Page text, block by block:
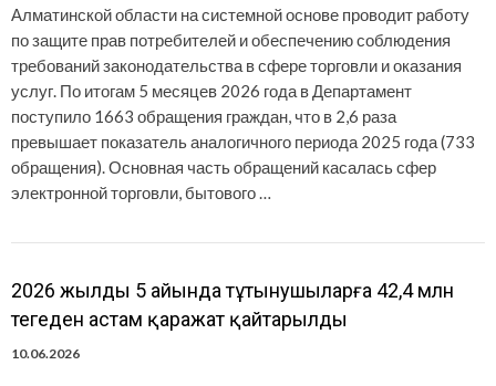
Алматинской области на системной основе проводит работу
по защите прав потребителей и обеспечению соблюдения
требований законодательства в сфере торговли и оказания
услуг. По итогам 5 месяцев 2026 года в Департамент
поступило 1663 обращения граждан, что в 2,6 раза
превышает показатель аналогичного периода 2025 года (733
обращения). Основная часть обращений касалась сфер
электронной торговли, бытового …
2026 жылдың 5 айында тұтынушыларға 42,4 млн
теңгеден астам қаражат қайтарылды
10.06.2026